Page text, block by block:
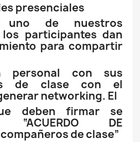
presenciales
de nuestros
los participantes dan
para compartir
personal con sus
de clase con el
networking. El
deben firmar se
“ACUERDO DE
compañeros de clase”